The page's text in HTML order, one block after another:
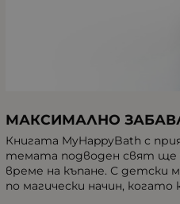
МАКСИМАЛНО
Книгата MyHappyBath с
темата подводен свят ще
време на къпане. С детски
по магически начин, когато